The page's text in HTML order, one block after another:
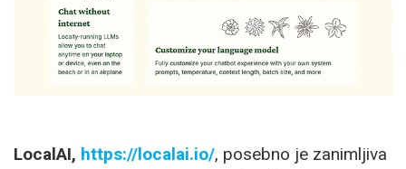
LocalAI, https://localai.io/, posebno je zanimljiva